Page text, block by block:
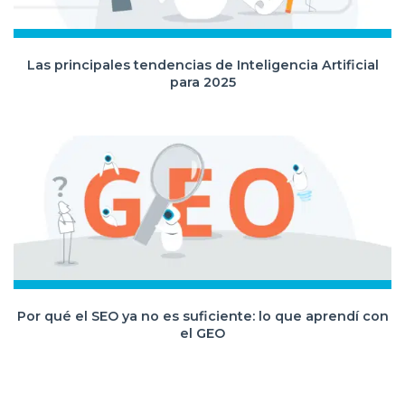
Las principales tendencias de Inteligencia Artificial
para 2025
Por qué el SEO ya no es suficiente: lo que aprendí con
el GEO